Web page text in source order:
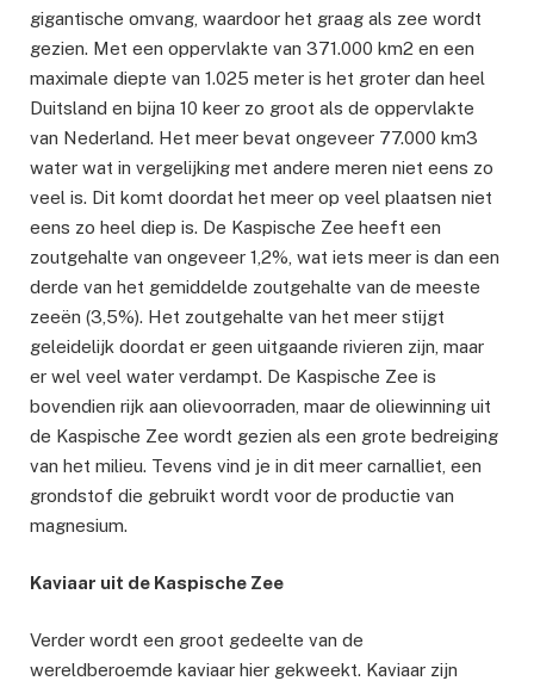
gigantische omvang, waardoor het graag als zee wordt
gezien. Met een oppervlakte van 371.000 km2 en een
maximale diepte van 1.025 meter is het groter dan heel
Duitsland en bijna 10 keer zo groot als de oppervlakte
van Nederland. Het meer bevat ongeveer 77.000 km3
water wat in vergelijking met andere meren niet eens zo
veel is. Dit komt doordat het meer op veel plaatsen niet
eens zo heel diep is. De Kaspische Zee heeft een
zoutgehalte van ongeveer 1,2%, wat iets meer is dan een
derde van het gemiddelde zoutgehalte van de meeste
zeeën (3,5%). Het zoutgehalte van het meer stijgt
geleidelijk doordat er geen uitgaande rivieren zijn, maar
er wel veel water verdampt. De Kaspische Zee is
bovendien rijk aan olievoorraden, maar de oliewinning uit
de Kaspische Zee wordt gezien als een grote bedreiging
van het milieu. Tevens vind je in dit meer carnalliet, een
grondstof die gebruikt wordt voor de productie van
magnesium.
Kaviaar uit de Kaspische Zee
Verder wordt een groot gedeelte van de
wereldberoemde kaviaar hier gekweekt. Kaviaar zijn